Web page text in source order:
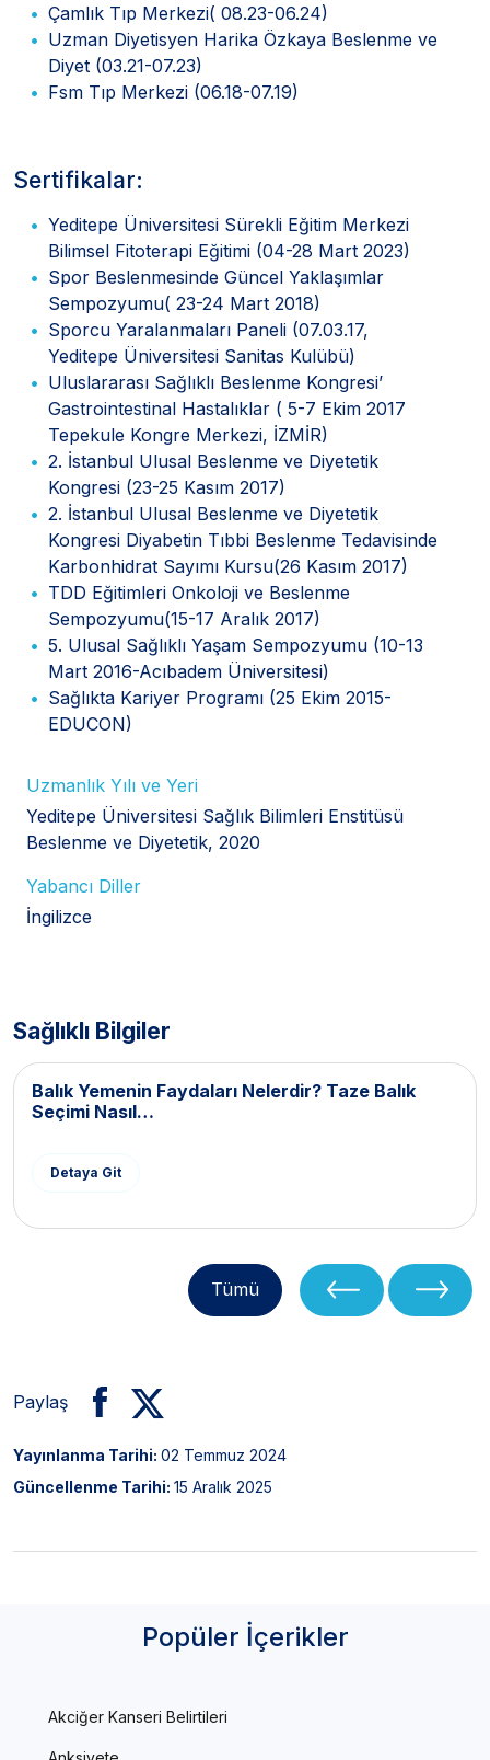
Çamlık Tıp Merkezi( 08.23-06.24)
Uzman Diyetisyen Harika Özkaya Beslenme ve
Diyet (03.21-07.23)
Fsm Tıp Merkezi (06.18-07.19)
Sertifikalar:
Yeditepe Üniversitesi Sürekli Eğitim Merkezi
Bilimsel Fitoterapi Eğitimi (04-28 Mart 2023)
Spor Beslenmesinde Güncel Yaklaşımlar
Sempozyumu( 23-24 Mart 2018)
Sporcu Yaralanmaları Paneli (07.03.17,
Yeditepe Üniversitesi Sanitas Kulübü)
Uluslararası Sağlıklı Beslenme Kongresi’
Gastrointestinal Hastalıklar ( 5-7 Ekim 2017
Tepekule Kongre Merkezi, İZMİR)
2. İstanbul Ulusal Beslenme ve Diyetetik
Kongresi (23-25 Kasım 2017)
2. İstanbul Ulusal Beslenme ve Diyetetik
Kongresi Diyabetin Tıbbi Beslenme Tedavisinde
Karbonhidrat Sayımı Kursu(26 Kasım 2017)
TDD Eğitimleri Onkoloji ve Beslenme
Sempozyumu(15-17 Aralık 2017)
5. Ulusal Sağlıklı Yaşam Sempozyumu (10-13
Mart 2016-Acıbadem Üniversitesi)
Sağlıkta Kariyer Programı (25 Ekim 2015-
EDUCON)
Uzmanlık Yılı ve Yeri
Yeditepe Üniversitesi Sağlık Bilimleri Enstitüsü
Beslenme ve Diyetetik, 2020
Yabancı Diller
İngilizce
Sağlıklı Bilgiler
Balık Yemenin Faydaları Nelerdir? Taze Balık
Seçimi Nasıl…
Detaya Git
Tümü
Paylaş
Yayınlanma Tarihi: 02 Temmuz 2024
Güncellenme Tarihi: 15 Aralık 2025
Popüler İçerikler
Akciğer Kanseri Belirtileri